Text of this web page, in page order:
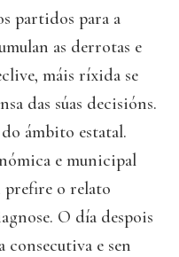
partidos para a
as derrotas e
máis ríxida se
das súas decisións.
ámbito estatal.
e municipal
prefire o relato
O día despois
e sen